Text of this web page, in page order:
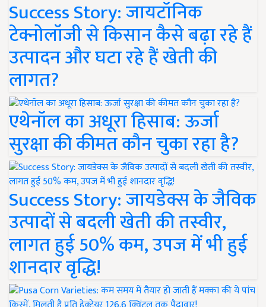
Success Story: जायटॉनिक
टेक्नोलॉजी से किसान कैसे बढ़ा रहे हैं
उत्पादन और घटा रहे हैं खेती की
लागत?
एथेनॉल का अधूरा हिसाब: ऊर्जा
सुरक्षा की कीमत कौन चुका रहा है?
Success Story: जायडेक्स के जैविक
उत्पादों से बदली खेती की तस्वीर,
लागत हुई 50% कम, उपज में भी हुई
शानदार वृद्धि!